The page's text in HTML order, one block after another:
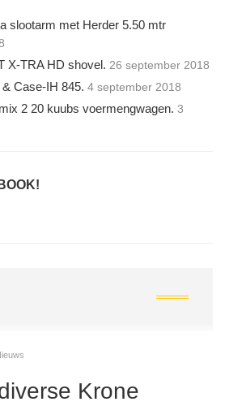
slootarm met Herder 5.50 mtr
X-TRA HD shovel. 26 september 2018
Case-IH 845. 4 september 2018
2 20 kuubs voermengwagen. 3
Krone